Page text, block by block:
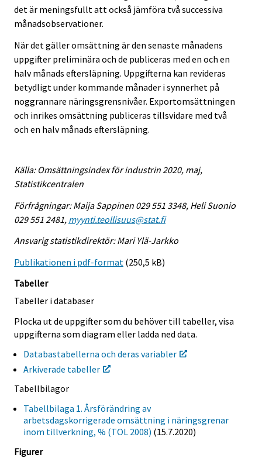
det är meningsfullt att också jämföra två successiva
månadsobservationer.
När det gäller omsättning är den senaste månadens
uppgifter preliminära och de publiceras med en och en
halv månads eftersläpning. Uppgifterna kan revideras
betydligt under kommande månader i synnerhet på
noggrannare näringsgrensnivåer. Exportomsättningen
och inrikes omsättning publiceras tillsvidare med två
och en halv månads eftersläpning.
Källa: Omsättningsindex för industrin 2020, maj,
Statistikcentralen
Förfrågningar: Maija Sappinen 029 551 3348, Heli Suonio
029 551 2481, myynti.teollisuus@stat.fi
Ansvarig statistikdirektör: Mari Ylä-Jarkko
Publikationen i pdf-format (250,5 kB)
Tabeller
Tabeller i databaser
Plocka ut de uppgifter som du behöver till tabeller, visa
uppgifterna som diagram eller ladda ned data.
Databastabellerna och deras variabler
Arkiverade tabeller
Tabellbilagor
Tabellbilaga 1. Årsförändring av
arbetsdagskorrigerade omsättning i näringsgrenar
inom tillverkning, % (TOL 2008) (15.7.2020)
Figurer